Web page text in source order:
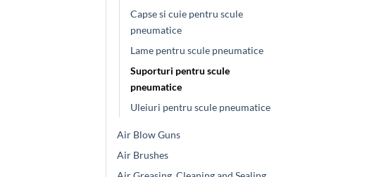
Capse si cuie pentru scule
pneumatice
Lame pentru scule pneumatice
Suporturi pentru scule
pneumatice
Uleiuri pentru scule pneumatice
Air Blow Guns
Air Brushes